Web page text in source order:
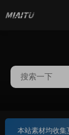
本站素材均收集